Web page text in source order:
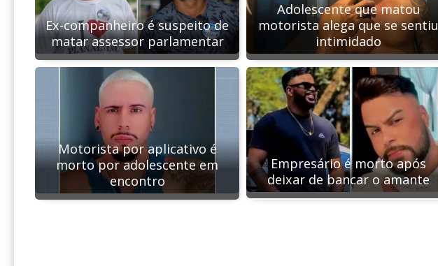
Ex-companheiro é suspeito de
matar assessor parlamentar
Adolescente que matou
motorista alega que se sentiu
intimidado
Motorista por aplicativo é
morto por adolescente em
encontro
Empresário é morto após
deixar de bancar o amante